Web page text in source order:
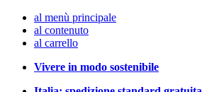
al menù principale
al contenuto
al carrello
Vivere in modo sostenibile